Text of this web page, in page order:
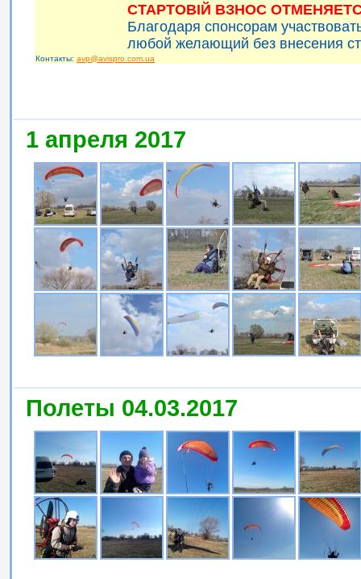
СТАРТОВІЙ ВЗНОС
Благодаря спонсорам
любой желающий без внесения
Контакты: avp@avispro.com.ua
1 апреля 2017
Полеты 04.03.2017